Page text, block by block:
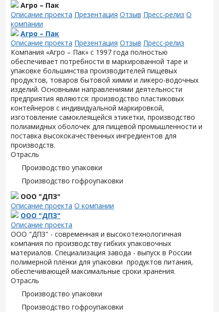
Агро – Пак
Описание проекта Презентация Отзыв Пресс-релиз О
компании
Агро – Пак
Описание проекта Презентация Отзыв Пресс-релиз
Компания «Агро – Пак» с 1997 года полностью
обеспечивает потребности в маркированной таре и
упаковке большинства производителей пищевых
продуктов, товаров бытовой химии и ликеро-водочных
изделий. Основными направлениями деятельности
предприятия являются: производство пластиковых
контейнеров с индивидуальной маркировкой,
изготовление самоклеящейся этикетки, производство
полиамидных оболочек для пищевой промышленности и
поставка высококачественных ингредиентов для
производств.
Отрасль
Производство упаковки
Производство гофроупаковки
ООО "ДПЗ"
Описание проекта О компании
ООО "ДПЗ"
Описание проекта
ООО "ДПЗ" - современная и высокотехнологичная
компания по производству гибких упаковочных
материалов. Специализация завода - выпуск в России
полимерной плёнки для упаковки продуктов питания,
обеспечивающей максимальные сроки хранения.
Отрасль
Производство упаковки
Производство гофроупаковки